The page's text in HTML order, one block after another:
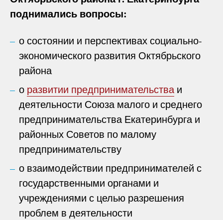
поднимались вопросы:
о состоянии и перспективах социально-
экономического развития Октябрьского
района
о развитии предпринимательстваи
деятельности Союза малого и среднего
предпринимательства Екатеринбурга и
районных Советов по малому
предпринимательству
о взаимодействии предпринимателей с
государственными органами и
учреждениями с целью разрешения
проблем в деятельности